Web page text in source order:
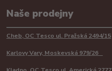
Naše prodejny
Cheb, OC Tesco ul. Pražská 2494/15
Karlovy Vary, Moskevská 979/26